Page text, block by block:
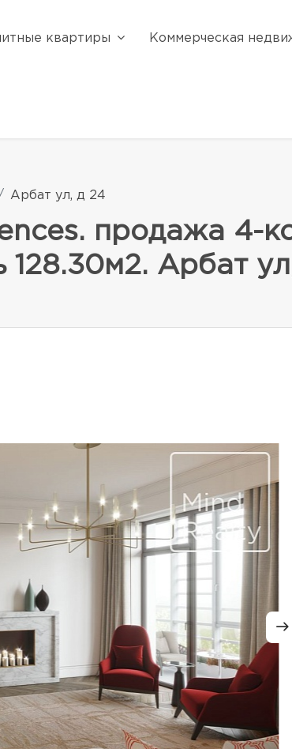
квартиры Коммерческая
Арбат ул, д 24
продажа 4-
Арбат